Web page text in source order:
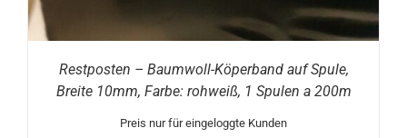
Restposten – Baumwoll-Köperband auf Spule,
Breite 10mm, Farbe: rohweiß, 1 Spulen a 200m
Preis nur für eingeloggte Kunden